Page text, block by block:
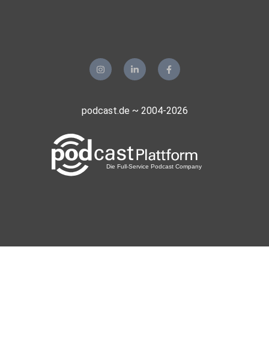
podcast.de ~ 2004-2026